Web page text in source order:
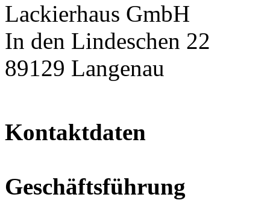
Lackierhaus GmbH
In den Lindeschen 22
89129 Langenau
Kontaktdaten
Geschäftsführung